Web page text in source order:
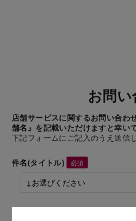
お問い
店舗サービスに関するお問い合わ
舗名』を記載いただけますと幸いで
下記フォームにご記入のうえ送信
件名(タイトル)